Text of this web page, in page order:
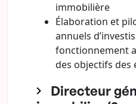
immobilière
Élaboration et
annuels
fonctionnement
des objectifs des
Directeur